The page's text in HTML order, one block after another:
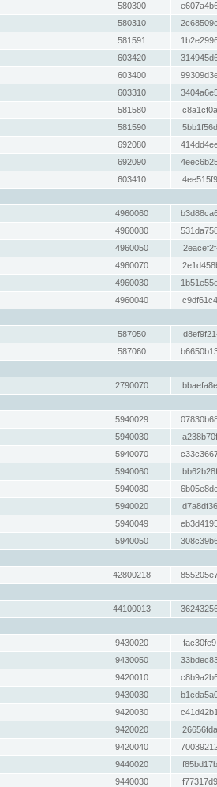
580300
580310
581591
603420
603400
603310
581580
581590
692080
692090
603410
4960060
4960080
4960050
4960070
4960030
4960040
587050
587060
2790070
5940029
5940030
5940070
5940060
5940080
5940020
5940049
5940050
42800218
44100013
9430020
9430050
9420010
9430030
9420030
9420020
9420040
9440020
9440030